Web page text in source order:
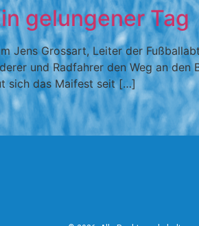
gelungener Tag
Jens Grossart, Leiter der
und Radfahrer den Weg an
sich das Maifest seit […]